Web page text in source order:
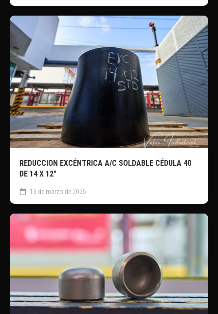
REDUCCION EXCÉNTRICA A/C SOLDABLE CÉDULA 40
DE 14 X 12″
13 de marzo de 2025